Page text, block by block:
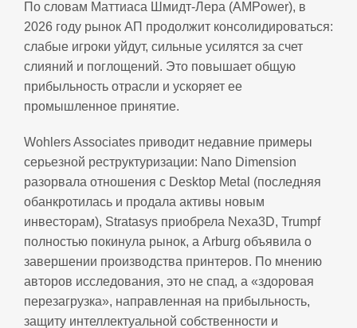
По словам Маттиаса Шмидт‑Лера (AMPower), в
2026 году рынок АП продолжит консолидироваться:
слабые игроки уйдут, сильные усилятся за счет
слияний и поглощений. Это повышает общую
прибыльность отрасли и ускоряет ее
промышленное принятие.
Wohlers Associates приводит недавние примеры
серьезной реструктуризации: Nano Dimension
разорвала отношения с Desktop Metal (последняя
обанкротилась и продала активы новым
инвесторам), Stratasys приобрела Nexa3D, Trumpf
полностью покинула рынок, а Arburg объявила о
завершении производства принтеров. По мнению
авторов исследования, это не спад, а «здоровая
перезагрузка», направленная на прибыльность,
защиту интеллектуальной собственности и